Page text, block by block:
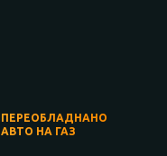
ПЕРЕОБЛАДНАНО
АВТО НА ГАЗ